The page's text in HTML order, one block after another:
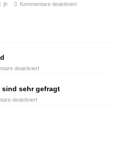
jh Kommentare deaktiviert
deaktiviert
sind sehr gefragt
deaktiviert